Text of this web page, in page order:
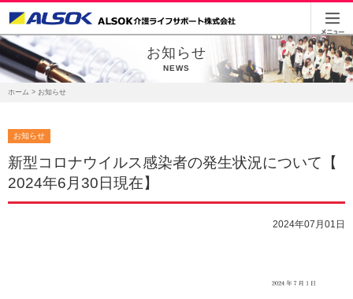
お知らせ
NEWS
ホーム > お知らせ
お知らせ
新型コロナウイルス感染者の発生状況について【
2024年6月30日現在】
2024年07月01日